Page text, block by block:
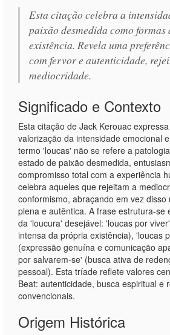
Esta citação celebra a
paixão desmedida como formas
existência. Revela uma
com fervor e autenticidade,
mediocridade.
Significado e Contexto
Esta citação de Jack Kerouac
valorização da intensidade emocional
termo 'loucas' não se refere a
estado de paixão desmedida,
compromisso total com a experiência
celebra aqueles que rejeitam a
conformismo, abraçando em vez disso
plena e autêntica. A frase estrutura-se
da 'loucura' desejável: 'loucas por
intensa da própria existência), 'loucas
(expressão genuína e comunicação
por salvarem-se' (busca ativa de
pessoal). Esta tríade reflete valores
Beat: autenticidade, busca espiritual e
convencionais.
Origem Histórica